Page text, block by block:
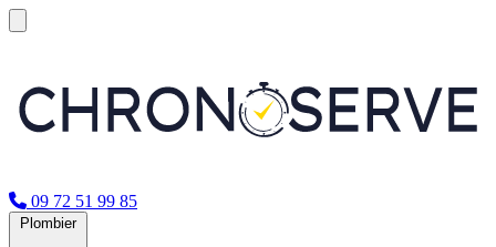
09 72 51 99 85
Plombier